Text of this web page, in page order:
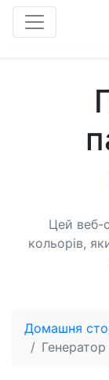
Цей веб-
кольорів,
Домашня